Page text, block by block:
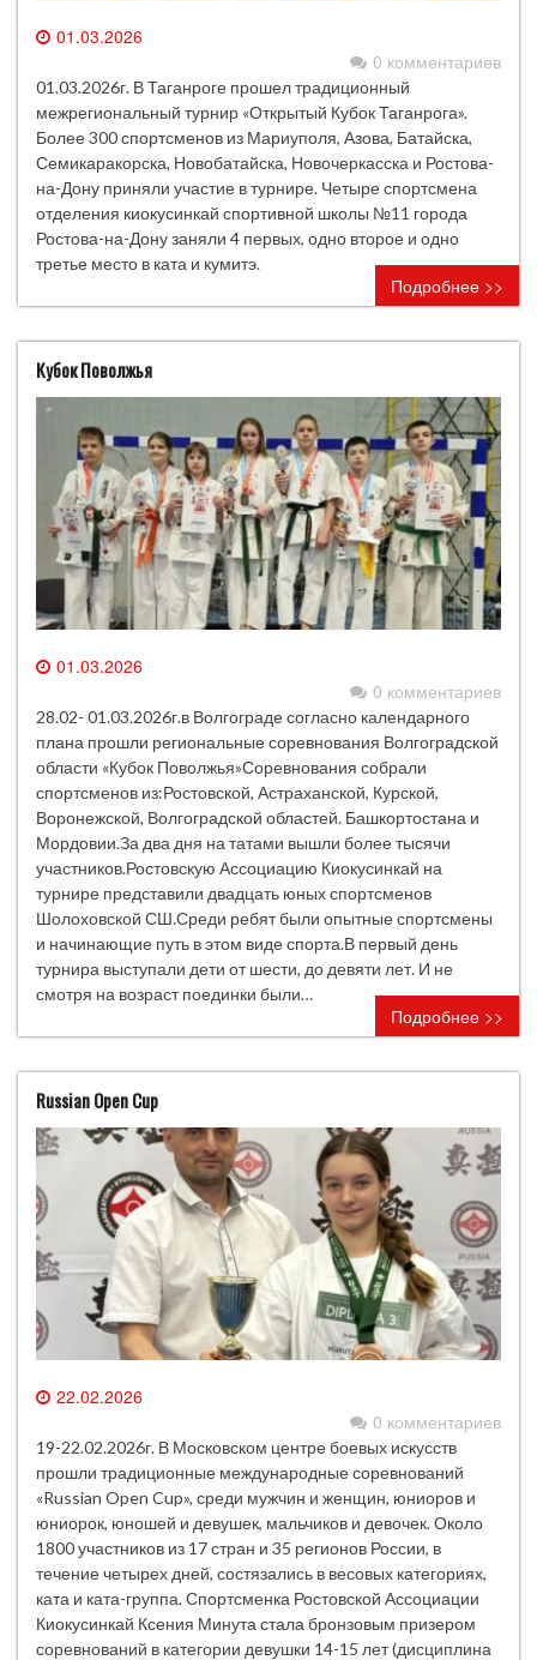
01.03.2026
0 комментариев
01.03.2026г. В Таганроге прошел традиционный
межрегиональный турнир «Открытый Кубок Таганрога».
Более 300 спортсменов из Мариуполя, Азова, Батайска,
Семикаракорска, Новобатайска, Новочеркасска и Ростова-
на-Дону приняли участие в турнире. Четыре спортсмена
отделения киокусинкай спортивной школы №11 города
Ростова-на-Дону заняли 4 первых, одно второе и одно
третье место в ката и кумитэ.
Подробнее >>
Кубок Поволжья
01.03.2026
0 комментариев
28.02- 01.03.2026г.в Волгограде согласно календарного
плана прошли региональные соревнования Волгоградской
области «Кубок Поволжья»Соревнования собрали
спортсменов из:Ростовской, Астраханской, Курской,
Воронежской, Волгоградской областей. Башкортостана и
Мордовии.За два дня на татами вышли более тысячи
участников.Ростовскую Ассоциацию Киокусинкай на
турнире представили двадцать юных спортсменов
Шолоховской СШ.Среди ребят были опытные спортсмены
и начинающие путь в этом виде спорта.В первый день
турнира выступали дети от шести, до девяти лет. И не
смотря на возраст поединки были…
Подробнее >>
Russian Open Cup
22.02.2026
0 комментариев
19-22.02.2026г. В Московском центре боевых искусств
прошли традиционные международные соревнований
«Russian Open Cup», среди мужчин и женщин, юниоров и
юниорок, юношей и девушек, мальчиков и девочек. Около
1800 участников из 17 стран и 35 регионов России, в
течение четырех дней, состязались в весовых категориях,
ката и ката-группа. Спортсменка Ростовской Ассоциации
Киокусинкай Ксения Минута стала бронзовым призером
соревнований в категории девушки 14-15 лет (дисциплина